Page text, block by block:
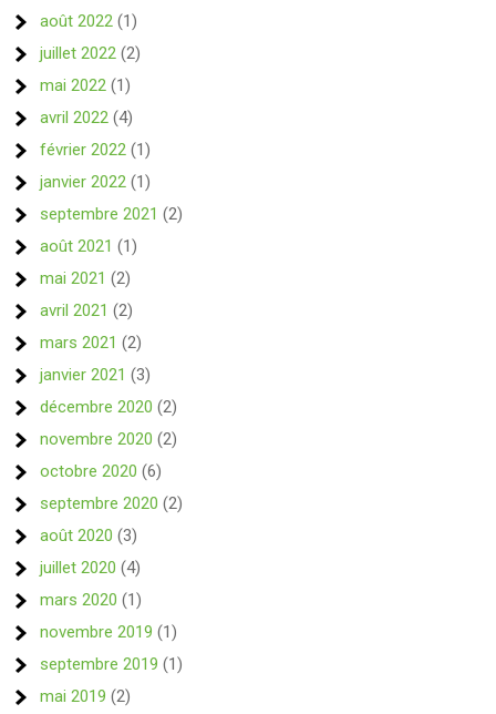
août 2022 (1)
juillet 2022 (2)
mai 2022 (1)
avril 2022 (4)
février 2022 (1)
janvier 2022 (1)
septembre 2021 (2)
août 2021 (1)
mai 2021 (2)
avril 2021 (2)
mars 2021 (2)
janvier 2021 (3)
décembre 2020 (2)
novembre 2020 (2)
octobre 2020 (6)
septembre 2020 (2)
août 2020 (3)
juillet 2020 (4)
mars 2020 (1)
novembre 2019 (1)
septembre 2019 (1)
mai 2019 (2)